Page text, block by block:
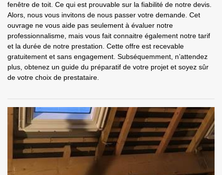
fenêtre de toit. Ce qui est prouvable sur la fiabilité de notre devis.
Alors, nous vous invitons de nous passer votre demande. Cet
ouvrage ne vous aide pas seulement à évaluer notre
professionnalisme, mais vous fait connaitre également notre tarif
et la durée de notre prestation. Cette offre est recevable
gratuitement et sans engagement. Subséquemment, n’attendez
plus, obtenez un guide du préparatif de votre projet et soyez sûr
de votre choix de prestataire.